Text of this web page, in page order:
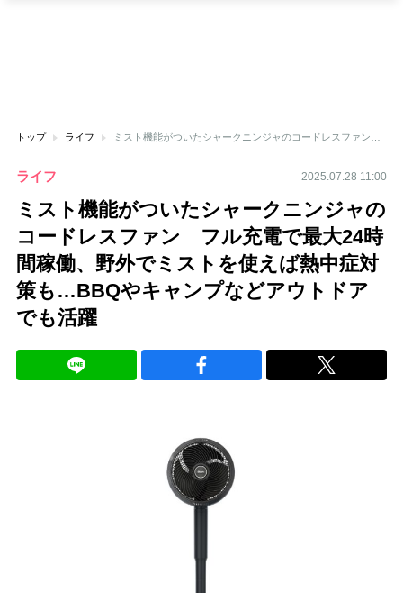
トップ ライフ
ライフ 2025.07.28 11:00
ミスト機能がついたシャークニンジャの
コードレスファン フル充電で最大24時
間稼働、野外でミストを使えば熱中症対
策も…BBQやキャンプなどアウトドア
でも活躍